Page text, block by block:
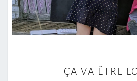
A
ÇA VA ÊTRE